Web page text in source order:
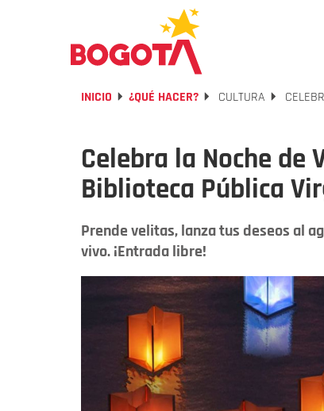
INICIO ¿QUÉ HACER? CULTURA
Celebra la Noche de
Biblioteca Pública
Prende velitas, lanza tus deseos al
vivo. ¡Entrada libre!